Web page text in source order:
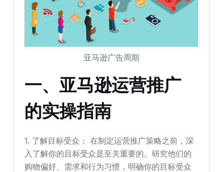
亚马逊广告周期
一、亚马逊运营推广
的实操指南
1. 了解目标受众： 在制定运营推广策略之前，深
入了解你的目标受众是至关重要的。研究他们的
购物偏好、需求和行为习惯，明确你的目标受众